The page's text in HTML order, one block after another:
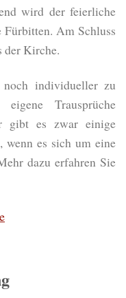
wird der feierliche
Fürbitten. Am Schluss
der Kirche.
individueller zu
Trausprüche
gibt es zwar einige
wenn es sich um eine
dazu erfahren Sie